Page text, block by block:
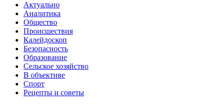
Актуально
Аналитика
Общество
Происшествия
Калейдоскоп
Безопасность
Образование
Сельское хозяйство
В объективе
Спорт
Рецепты и советы